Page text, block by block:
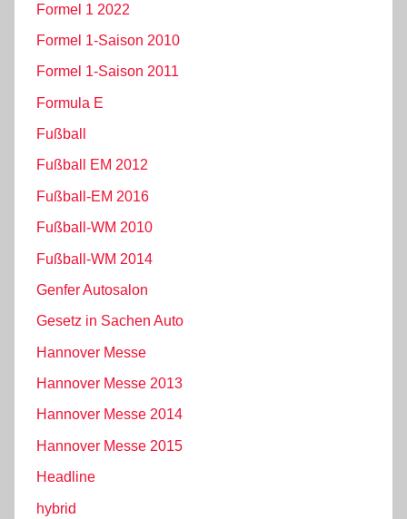
Formel 1 2022
Formel 1-Saison 2010
Formel 1-Saison 2011
Formula E
Fußball
Fußball EM 2012
Fußball-EM 2016
Fußball-WM 2010
Fußball-WM 2014
Genfer Autosalon
Gesetz in Sachen Auto
Hannover Messe
Hannover Messe 2013
Hannover Messe 2014
Hannover Messe 2015
Headline
hybrid